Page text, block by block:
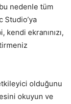
nedenle tüm
Studio’ya
ekranınızı,
olduğunu
okuyun ve